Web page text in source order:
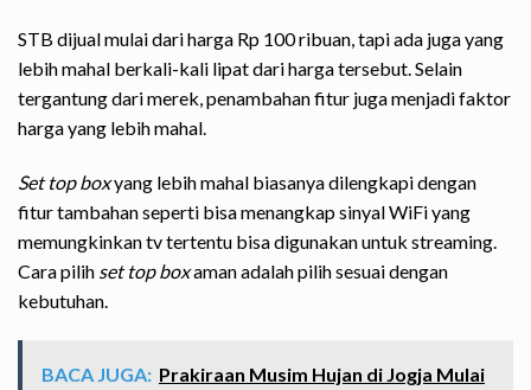
STB dijual mulai dari harga Rp 100 ribuan, tapi ada juga yang
lebih mahal berkali-kali lipat dari harga tersebut. Selain
tergantung dari merek, penambahan fitur juga menjadi faktor
harga yang lebih mahal.
Set top boxyang lebih mahal biasanya dilengkapi dengan
fitur tambahan seperti bisa menangkap sinyal WiFi yang
memungkinkan tv tertentu bisa digunakan untuk streaming.
Cara pilih set top boxaman adalah pilih sesuai dengan
kebutuhan.
BACA JUGA: Prakiraan Musim Hujan di Jogja Mulai